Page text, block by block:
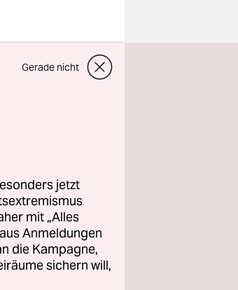
Gerade nicht
jetzt
mit „Alles
Anmeldungen
die Kampagne,
sichern will,